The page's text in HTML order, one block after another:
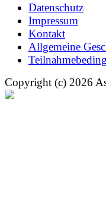
Datenschutz
Impressum
Kontakt
Allgemeine
Copyright (c) 2026